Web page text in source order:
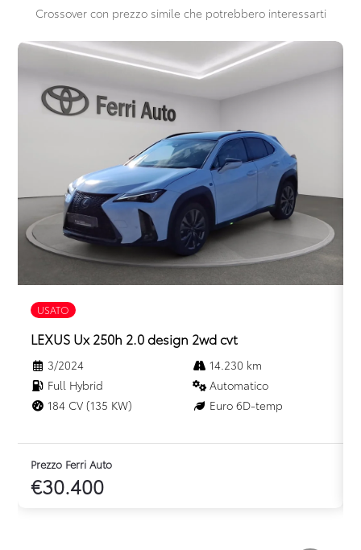
Sistema di frenata anti collisione
Sistema di riconoscimento stanchezza guidatore
Specchietti retrovisori elettrici e riscaldabili
Spoiler posteriore
Vetri oscurati
Volante in pelle
Volante multifunzionale
Volante regolabile
Crossover con prezzo simile che potrebbero interessarti
USATO
LEXUS Ux 250h 2.0 design 2wd cvt
3/2024
14.230 km
Full Hybrid
Automatico
184 CV (135 KW)
Euro 6D-temp
Prezzo Ferri Auto
€30.400